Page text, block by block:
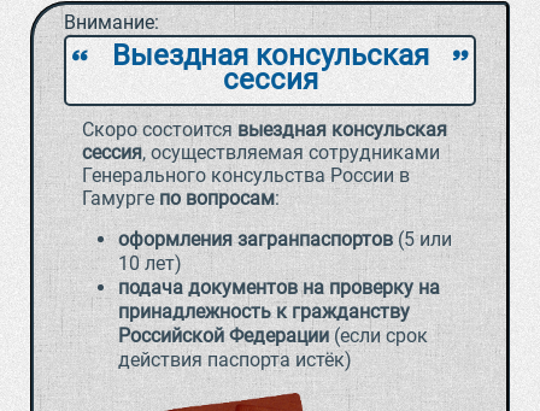
Внимание:
` a
Выездная консульская
сессия
Скоро состоится выездная консульская
сессия, осуществляемая сотрудниками
Генерального консульства России в
Гамургепо вопросам:
оформления загранпаспортов (5 или
10 лет)
подача документов на проверку на
принадлежность к гражданству
Российской Федерации (если срок
действия паспорта истёк)